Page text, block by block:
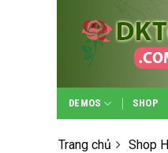
content
DEMOS SHOP
Trang chủ Shop